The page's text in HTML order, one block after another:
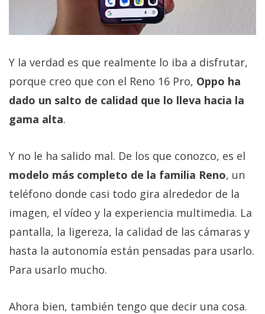
Y la verdad es que realmente lo iba a disfrutar,
porque creo que con el Reno 16 Pro, Oppo ha
dado un salto de calidad que lo lleva hacia la
gama alta.
Y no le ha salido mal. De los que conozco, es el
modelo más completo de la familia Reno, un
teléfono donde casi todo gira alrededor de la
imagen, el vídeo y la experiencia multimedia. La
pantalla, la ligereza, la calidad de las cámaras y
hasta la autonomía están pensadas para usarlo.
Para usarlo mucho.
Ahora bien, también tengo que decir una cosa.